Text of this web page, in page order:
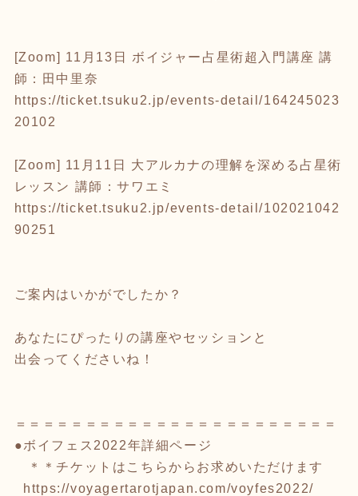
[Zoom] 11月13日 ボイジャー占星術超入門講座 講
師：田中里奈
https://ticket.tsuku2.jp/events-detail/164245023
20102
[Zoom] 11月11日 大アルカナの理解を深める占星術
レッスン 講師：サワエミ
https://ticket.tsuku2.jp/events-detail/102021042
90251
ご案内はいかがでしたか？
あなたにぴったりの講座やセッションと
出会ってくださいね！
＝＝＝＝＝＝＝＝＝＝＝＝＝＝＝＝＝＝＝＝＝＝＝
●ボイフェス2022年詳細ページ
＊＊チケットはこちらからお求めいただけます
https://voyagertarotjapan.com/voyfes2022/